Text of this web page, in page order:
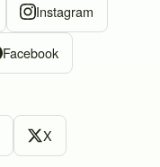
Instagram
Facebook
X